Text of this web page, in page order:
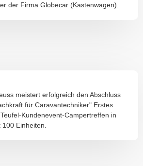
der Firma Globecar (Kastenwagen).
meistert erfolgreich den Abschluss
für Caravantechniker" Erstes
Kundenevent-Campertreffen in
Einheiten.